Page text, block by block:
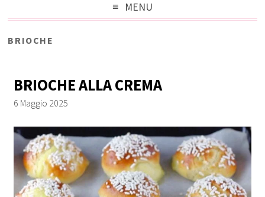
MENU
BRIOCHE
BRIOCHE ALLA CREMA
6 Maggio 2025